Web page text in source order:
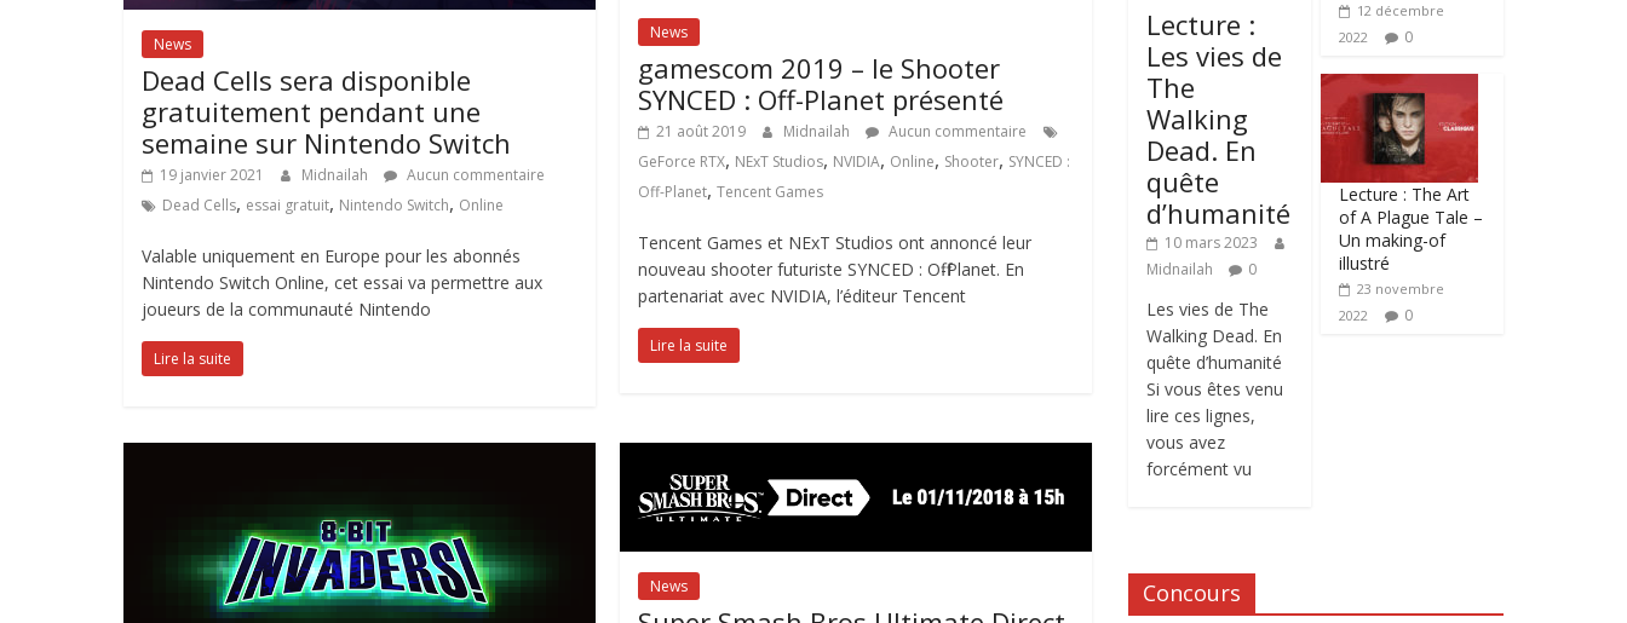
News
Dead Cells sera disponible
gratuitement pendant une
semaine sur Nintendo Switch
19 janvier 2021 Midnailah
Aucun commentaire
Dead Cells, essai gratuit, Nintendo Switch, Online
Valable uniquement en Europe pour les abonnés
Nintendo Switch Online, cet essai va permettre aux
joueurs de la communauté Nintendo
Lire la suite
News
gamescom 2019 – le Shooter
SYNCED : Off-Planet présenté
21 août 2019 Midnailah
Aucun commentaire
GeForce RTX, NExT Studios, NVIDIA, Online, Shooter, SYNCED :
Off-Planet,Tencent Games
Tencent Games et NExT Studios ont annoncé leur
nouveau shooter futuriste SYNCED : Off-Planet. En
partenariat avec NVIDIA, l’éditeur Tencent
Lire la suite
News
Lecture :
Les vies de
The
Walking
Dead. En
quête
d’humanité
10 mars 2023
Midnailah
0
Les vies de The
Walking Dead. En
quête d’humanité
Si vous êtes venu
lire ces lignes,
vous avez
forcément vu
12 décembre
2022
0
Lecture : The Art
of A Plague Tale –
Un making-of
illustré
23 novembre
2022
0
Concours